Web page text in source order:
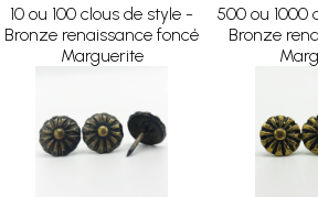
10 ou 100 clous de style -
Bronze renaissance foncé
Marguerite
500 ou 1000
Bronze